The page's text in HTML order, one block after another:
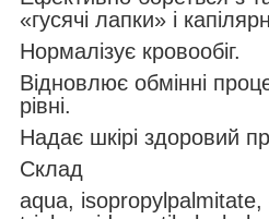
«гусячі лапки» і
Нормалізує кровообіг.
Відновлює обмінні
рівні.
Надає шкірі здоровий
Склад
aqua,